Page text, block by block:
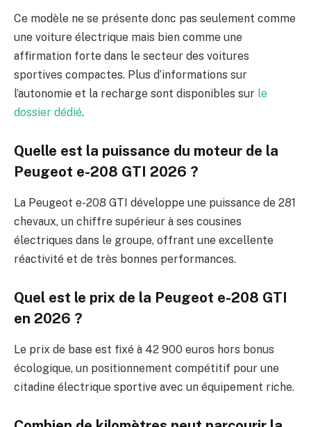
Ce modèle ne se présente donc pas seulement comme
une voiture électrique mais bien comme une
affirmation forte dans le secteur des voitures
sportives compactes. Plus d’informations sur
l’autonomie et la recharge sont disponibles sur le
dossier dédié.
Quelle est la puissance du moteur de la
Peugeot e-208 GTI 2026 ?
La Peugeot e-208 GTI développe une puissance de 281
chevaux, un chiffre supérieur à ses cousines
électriques dans le groupe, offrant une excellente
réactivité et de très bonnes performances.
Quel est le prix de la Peugeot e-208 GTI
en 2026 ?
Le prix de base est fixé à 42 900 euros hors bonus
écologique, un positionnement compétitif pour une
citadine électrique sportive avec un équipement riche.